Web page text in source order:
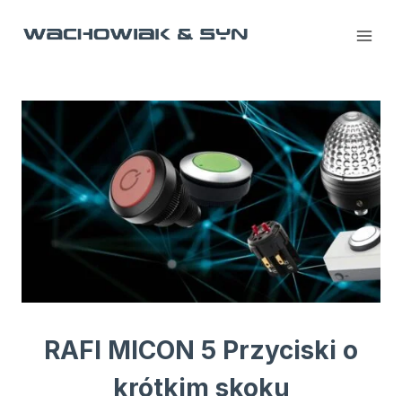
RAFI MICON 5 Przyciski o
krótkim skoku